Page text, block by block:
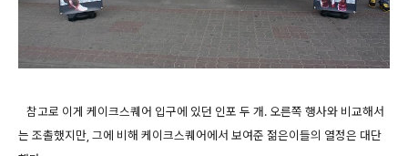
참고로 이게 케이크스퀘어 입구에 있던 인포 두 개. 오른쪽 행사와 비교해서
는 조촐했지만, 그에 비해 케이크스퀘어에서 보여준 젊은이들의 열정은 대단